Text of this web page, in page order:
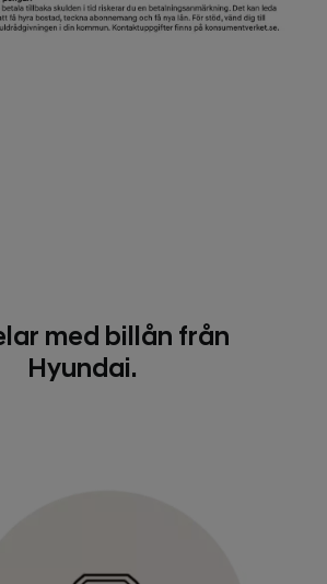
med billån från
Hyundai.